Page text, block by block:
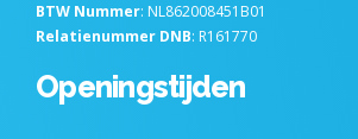
BTW Nummer: NL862008451B01
Relatienummer DNB: R161770
Openingstijden